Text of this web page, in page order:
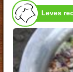
Leves